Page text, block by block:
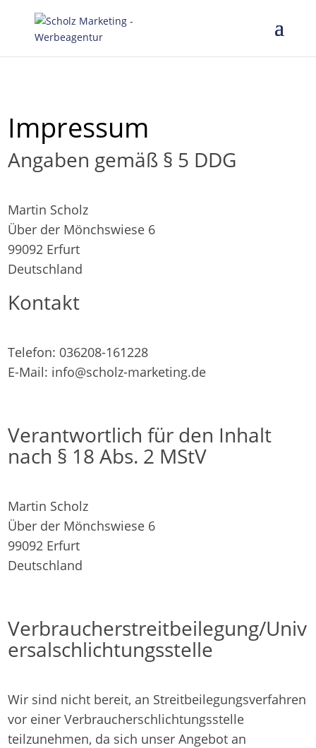
Impressum
Angaben gemäß § 5 DDG
Martin Scholz
Über der Mönchswiese 6
99092 Erfurt
Deutschland
Kontakt
Telefon: 036208-161228
E-Mail: info@scholz-marketing.de
Verantwortlich für den Inhalt
nach § 18 Abs. 2 MStV
Martin Scholz
Über der Mönchswiese 6
99092 Erfurt
Deutschland
Verbraucherstreitbeilegung/Univ
ersalschlichtungsstelle
Wir sind nicht bereit, an Streitbeilegungsverfahren
vor einer Verbraucherschlichtungsstelle
teilzunehmen, da sich unser Angebot an